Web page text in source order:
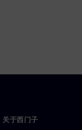
关于西门子